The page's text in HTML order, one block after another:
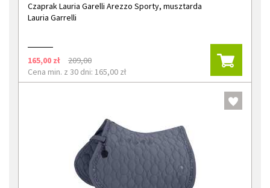
Czaprak Lauria Garelli Arezzo Sporty, musztarda
Lauria Garrelli
165,00 zł
209,00
Cena min. z 30 dni: 165,00 zł